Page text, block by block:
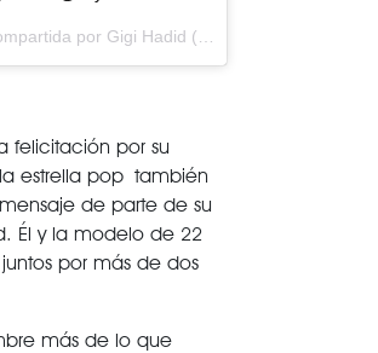
por Gigi Hadid (@gigihadid) el
felicitación por su
estrella pop también
de parte de su
Él y la modelo de 22
por más de dos
más de lo que